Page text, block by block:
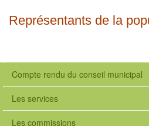
Représentants de la
Compte rendu du conseil municipal
Les services
Les commissions